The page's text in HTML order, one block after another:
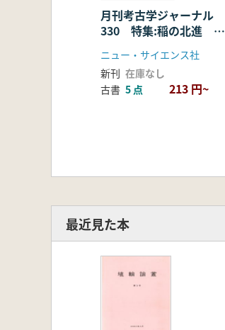
月刊考古学ジャーナル
330 特集:稲の北進 佐
ニュー・サイエンス社
新刊 在庫なし
古書 5 点 213 円~
最近見た本